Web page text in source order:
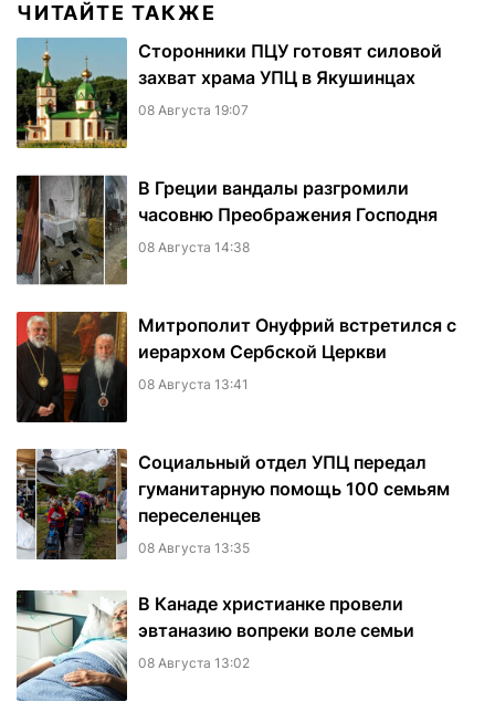
ЧИТАЙТЕ ТАКЖЕ
Сторонники ПЦУ готовят силовой
захват храма УПЦ в Якушинцах
08 Августа 19:07
В Греции вандалы разгромили
часовню Преображения Господня
08 Августа 14:38
Митрополит Онуфрий встретился с
иерархом Сербской Церкви
08 Августа 13:41
Социальный отдел УПЦ передал
гуманитарную помощь 100 семьям
переселенцев
08 Августа 13:35
В Канаде христианке провели
эвтаназию вопреки воле семьи
08 Августа 13:02